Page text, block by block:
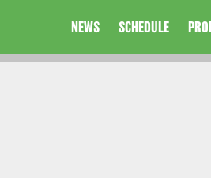
NEWS SCHEDULE